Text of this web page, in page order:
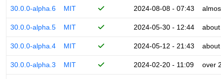
30.0.0-alpha.6 MIT 2024-08-08 - 07:43
30.0.0-alpha.5 MIT 2024-05-30 - 12:44
30.0.0-alpha.4 MIT 2024-05-12 - 21:43
30.0.0-alpha.3 MIT 2024-02-20 - 11:09 over